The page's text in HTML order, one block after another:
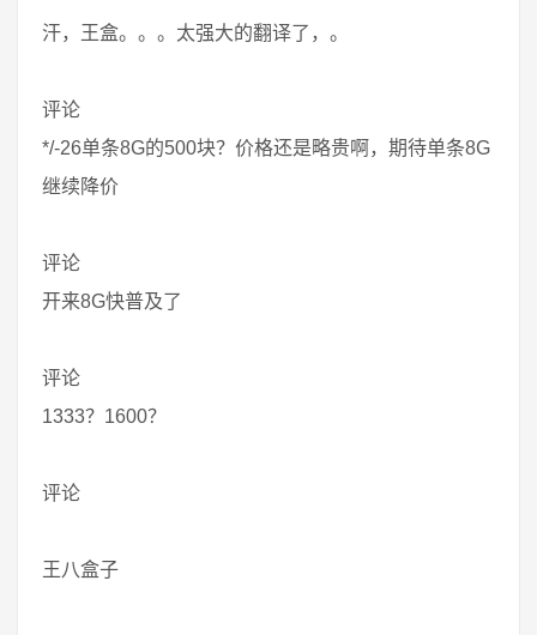
汗，王盒。。。太强大的翻译了，。
评论
*/-26单条8G的500块？价格还是略贵啊，期待单条8G
继续降价
评论
开来8G快普及了
评论
1333？1600？
评论
王八盒子